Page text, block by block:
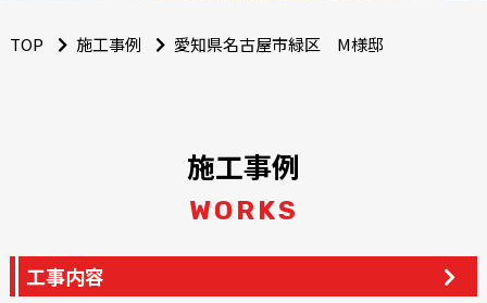
TOP 施工事例 愛知県名古屋市緑区 M様邸
施工事例
WORKS
工事内容